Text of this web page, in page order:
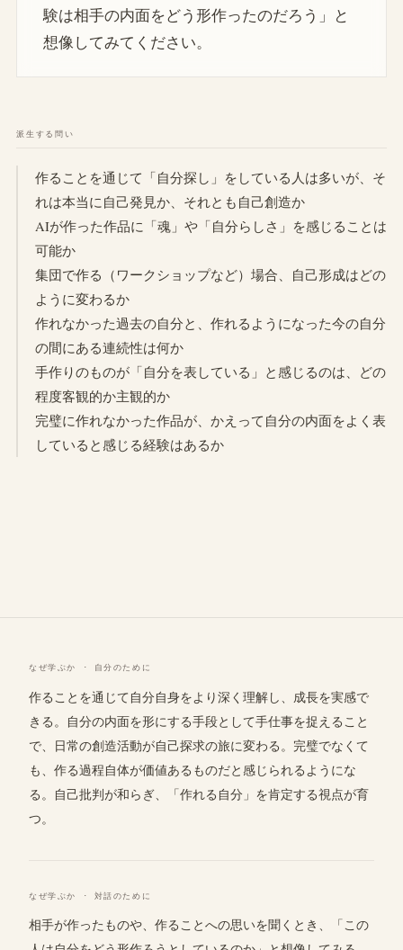
験は相手の内面をどう形作ったのだろう」と
想像してみてください。
派生する問い
作ることを通じて「自分探し」をしている人は多いが、そ
れは本当に自己発見か、それとも自己創造か
AIが作った作品に「魂」や「自分らしさ」を感じることは
可能か
集団で作る（ワークショップなど）場合、自己形成はどの
ように変わるか
作れなかった過去の自分と、作れるようになった今の自分
の間にある連続性は何か
手作りのものが「自分を表している」と感じるのは、どの
程度客観的か主観的か
完璧に作れなかった作品が、かえって自分の内面をよく表
していると感じる経験はあるか
なぜ学ぶか · 自分のために
作ることを通じて自分自身をより深く理解し、成長を実感で
きる。自分の内面を形にする手段として手仕事を捉えること
で、日常の創造活動が自己探求の旅に変わる。完璧でなくて
も、作る過程自体が価値あるものだと感じられるようにな
る。自己批判が和らぎ、「作れる自分」を肯定する視点が育
つ。
なぜ学ぶか · 対話のために
相手が作ったものや、作ることへの思いを聞くとき、「この